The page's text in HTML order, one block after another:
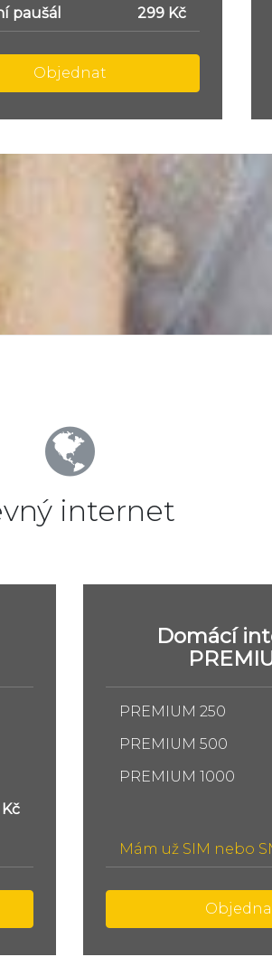
paušál 449 Kč
Objednat
internet
Domácí
PREMIUM 250
PREMIUM 500
PREMIUM 1000
Mám už SIM nebo